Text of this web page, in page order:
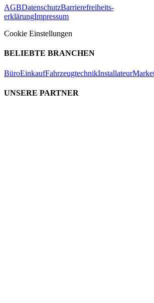
AGBDatenschutzBarrierefreiheits-
erklärungImpressum
Cookie Einstellungen
BELIEBTE BRANCHEN
BüroEinkaufFahrzeugtechnikInstallateur
UNSERE PARTNER